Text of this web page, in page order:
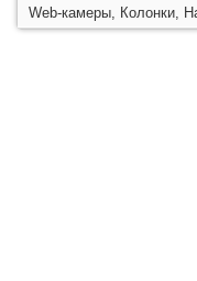
Web-камеры, Колонки,